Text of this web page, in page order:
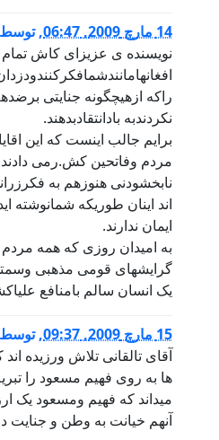
14 مارچ 2009, 06:47 ,
نویسنده ی عزیزای کاش تمام
راکه ازهیچگونه جنایتی
نکردندبه بادانتقادبدهند.
برایم جالب اینست که این
مردم وفاتحین کش.رمی دادند
نابخشودنی هنوزهم به
اند اینان طوریکه شمانوشته
ایمان ندارند.
به امیدان روزی که همه مردم
گرایشهای قومی مذهبی
یک انسان سالم بامنافع
15 مارچ 2009, 09:37 ,توسط
آقای تالقانی تلاش ورزیده
ها به روی فهیم مسعود را
میداند که فهیم ومسعود یک
آنهم خیانت به وطن و جنایت